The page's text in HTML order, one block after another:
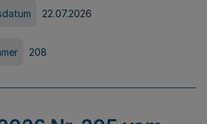
22.07.2026
208